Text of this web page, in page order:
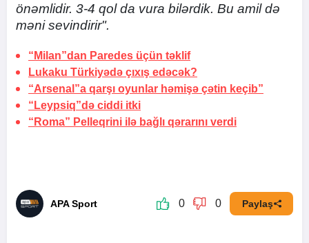
önəmlidir. 3-4 qol da vura bilərdik. Bu amil də
məni sevindirir".
“Milan”dan Paredes üçün təklif
Lukaku Türkiyədə çıxış edəcək?
“Arsenal”a qarşı oyunlar həmişə çətin keçib”
“Leypsiq”də ciddi itki
“Roma” Pelleqrini ilə bağlı qərarını verdi
APA Sport 0 0 Paylaş